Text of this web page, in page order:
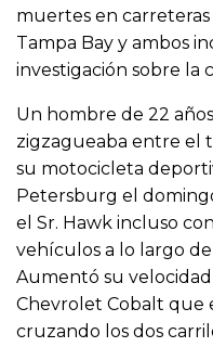
muertes en
Tampa Bay y ambos
investigación sobre la
Un hombre de 22
zigzagueaba entre el
su motocicleta
Petersburg el
el Sr. Hawk incluso
vehículos a lo largo
Aumentó su
Chevrolet Cobalt que
cruzando los dos